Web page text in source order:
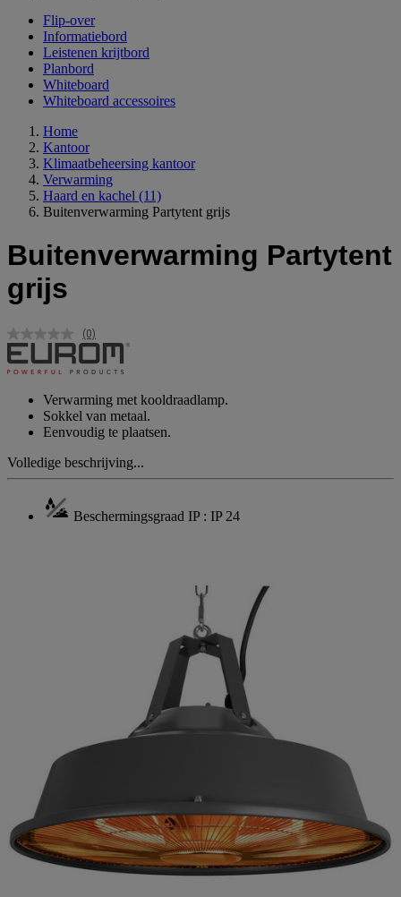
Flip-over
Informatiebord
Leistenen krijtbord
Planbord
Whiteboard
Whiteboard accessoires
Home
Kantoor
Klimaatbeheersing kantoor
Verwarming
Haard en kachel (11)
Buitenverwarming Partytent grijs
Buitenverwarming Partytent
grijs
Geen
scorewaarde.
Dezelfde
(0)
Verwarming met kooldraadlamp.
Sokkel van metaal.
Eenvoudig te plaatsen.
Volledige beschrijving...
Beschermingsgraad IP : IP 24